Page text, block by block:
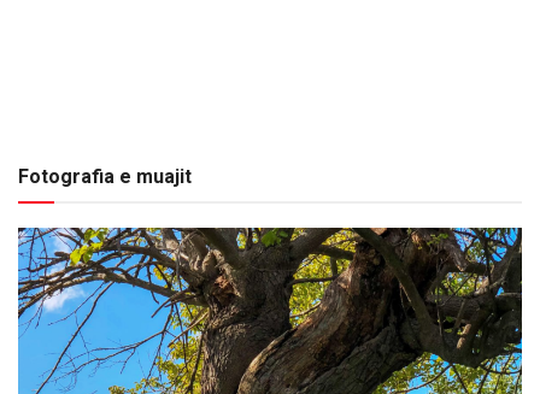
Fotografia e muajit